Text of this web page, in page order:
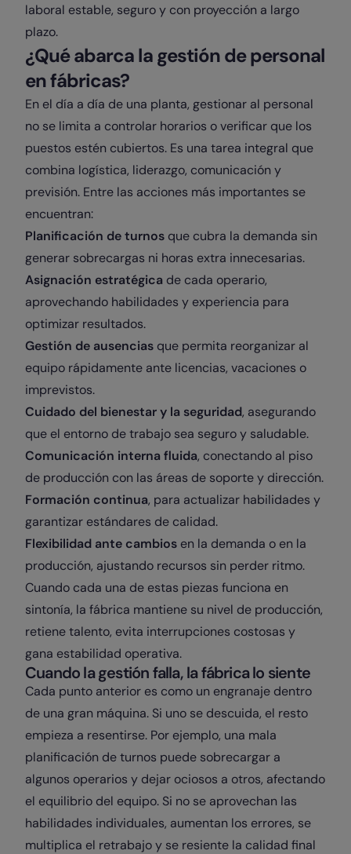
laboral estable, seguro y con proyección a largo
plazo.
¿Qué abarca la gestión de personal
en fábricas?
En el día a día de una planta, gestionar al personal
no se limita a controlar horarios o verificar que los
puestos estén cubiertos. Es una tarea integral que
combina logística, liderazgo, comunicación y
previsión. Entre las acciones más importantes se
encuentran:
Planificación de turnos que cubra la demanda sin
generar sobrecargas ni horas extra innecesarias.
Asignación estratégica de cada operario,
aprovechando habilidades y experiencia para
optimizar resultados.
Gestión de ausencias que permita reorganizar al
equipo rápidamente ante licencias, vacaciones o
imprevistos.
Cuidado del bienestar y la seguridad, asegurando
que el entorno de trabajo sea seguro y saludable.
Comunicación interna fluida, conectando al piso
de producción con las áreas de soporte y dirección.
Formación continua, para actualizar habilidades y
garantizar estándares de calidad.
Flexibilidad ante cambios en la demanda o en la
producción, ajustando recursos sin perder ritmo.
Cuando cada una de estas piezas funciona en
sintonía, la fábrica mantiene su nivel de producción,
retiene talento, evita interrupciones costosas y
gana estabilidad operativa.
Cuando la gestión falla, la fábrica lo siente
Cada punto anterior es como un engranaje dentro
de una gran máquina. Si uno se descuida, el resto
empieza a resentirse. Por ejemplo, una mala
planificación de turnos puede sobrecargar a
algunos operarios y dejar ociosos a otros, afectando
el equilibrio del equipo. Si no se aprovechan las
habilidades individuales, aumentan los errores, se
multiplica el retrabajo y se resiente la calidad final